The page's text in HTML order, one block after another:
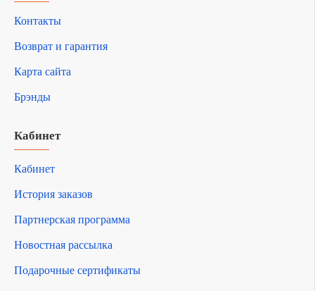
Контакты
Возврат и гарантия
Карта сайта
Брэнды
Кабинет
Кабинет
История заказов
Партнерская программа
Новостная рассылка
Подарочные сертификаты